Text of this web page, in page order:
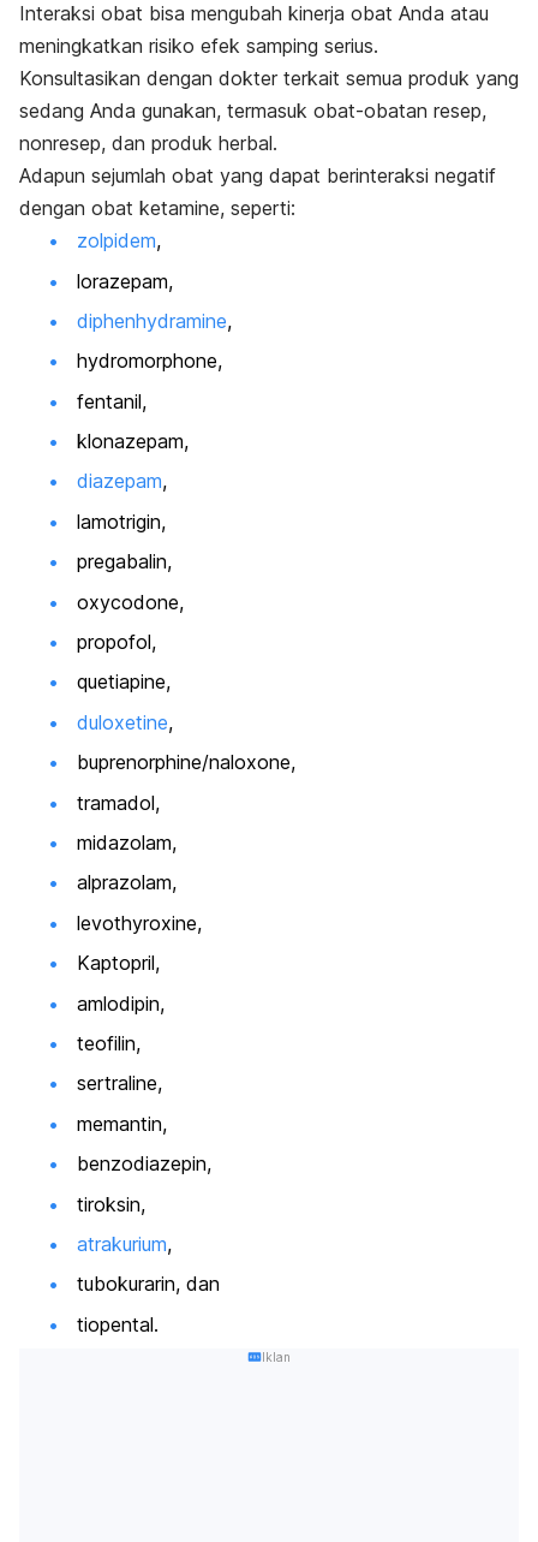
Interaksi obat bisa mengubah kinerja obat Anda atau
meningkatkan risiko efek samping serius.
Konsultasikan dengan dokter terkait semua produk yang
sedang Anda gunakan, termasuk obat-obatan resep,
nonresep, dan produk herbal.
Adapun sejumlah obat yang dapat berinteraksi negatif
dengan obat ketamine, seperti:
zolpidem,
lorazepam,
diphenhydramine,
hydromorphone,
fentanil,
klonazepam,
diazepam,
lamotrigin,
pregabalin,
oxycodone,
propofol,
quetiapine,
duloxetine,
buprenorphine/naloxone,
tramadol,
midazolam,
alprazolam,
levothyroxine,
Kaptopril,
amlodipin,
teofilin,
sertraline,
memantin,
benzodiazepin,
tiroksin,
atrakurium,
tubokurarin, dan
tiopental.
Iklan